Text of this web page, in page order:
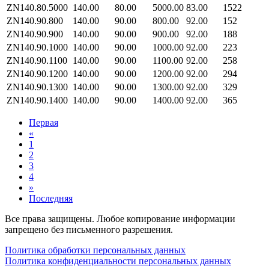
ZN140.80.5000 140.00 80.00 5000.00 83.00
1522
ZN140.90.800
140.00 90.00 800.00 92.00
152
ZN140.90.900
140.00 90.00 900.00 92.00
188
ZN140.90.1000 140.00 90.00 1000.00 92.00
223
ZN140.90.1100 140.00 90.00 1100.00 92.00
258
ZN140.90.1200 140.00 90.00 1200.00 92.00
294
ZN140.90.1300 140.00 90.00 1300.00 92.00
329
ZN140.90.1400 140.00 90.00 1400.00 92.00 365
Первая
«
1
2
3
4
»
Последняя
Все права защищены. Любое копирование информации
запрещено без письменного разрешения.
Политика обработки персональных данных
Политика конфиденциальности персональных данных